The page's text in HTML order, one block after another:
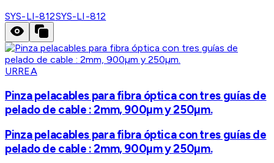
SYS-LI-812SYS-LI-812
URREA
Pinza pelacables para fibra óptica con tres guías de
pelado de cable : 2mm, 900µm y 250µm.
Pinza pelacables para fibra óptica con tres guías de
pelado de cable : 2mm, 900µm y 250µm.